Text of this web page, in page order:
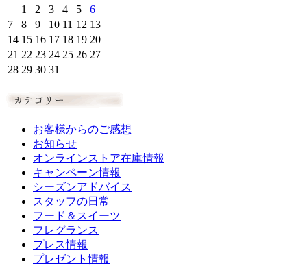
1
2 3 4 5
6
7
8 9 10 11 12 13
14 15 16 17 18 19 20
21 22 23 24 25 26 27
28 29 30 31
お客様からのご感想
お知らせ
オンラインストア在庫情報
キャンペーン情報
シーズンアドバイス
スタッフの日常
フード＆スイーツ
フレグランス
プレス情報
プレゼント情報